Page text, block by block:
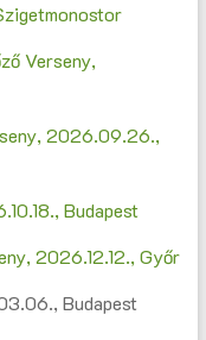
Verseny,
2026.09.26.,
Budapest
2026.12.12., Győr
Budapest